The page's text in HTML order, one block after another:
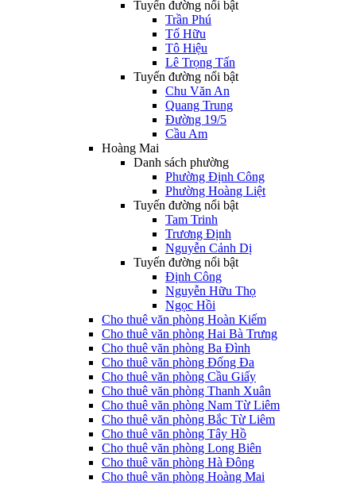
Tuyến đường nổi bật
Trần Phú
Tố Hữu
Tô Hiệu
Lê Trọng Tấn
Tuyến đường nổi bật
Chu Văn An
Quang Trung
Đường 19/5
Cầu Am
Hoàng Mai
Danh sách phường
Phường Định Công
Phường Hoàng Liệt
Tuyến đường nổi bật
Tam Trinh
Trương Định
Nguyễn Cảnh Dị
Tuyến đường nổi bật
Định Công
Nguyễn Hữu Thọ
Ngọc Hồi
Cho thuê văn phòng Hoàn Kiếm
Cho thuê văn phòng Hai Bà Trưng
Cho thuê văn phòng Ba Đình
Cho thuê văn phòng Đống Đa
Cho thuê văn phòng Cầu Giấy
Cho thuê văn phòng Thanh Xuân
Cho thuê văn phòng Nam Từ Liêm
Cho thuê văn phòng Bắc Từ Liêm
Cho thuê văn phòng Tây Hồ
Cho thuê văn phòng Long Biên
Cho thuê văn phòng Hà Đông
Cho thuê văn phòng Hoàng Mai